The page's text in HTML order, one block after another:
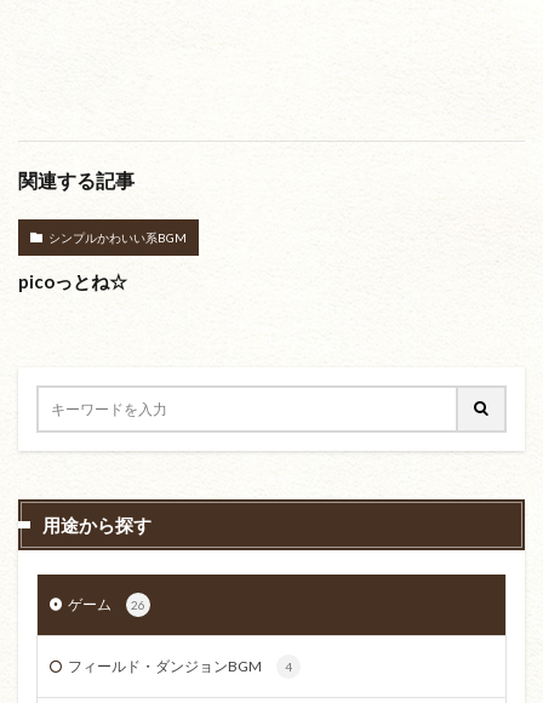
関連する記事
シンプルかわいい系BGM
picoっとね☆
用途から探す
ゲーム 26
フィールド・ダンジョンBGM 4